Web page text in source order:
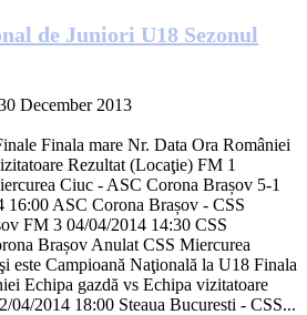
de Juniori U18 Sezonul
December 2013
Finala mare Nr. Data Ora României
Rezultat (Locaţie) FM 1
Ciuc - ASC Corona Brașov 5-1
ASC Corona Brașov - CSS
FM 3 04/04/2014 14:30 CSS
Brașov Anulat CSS Miercurea
este Campioană Naţională la U18 Finala
Echipa gazdă vs Echipa vizitatoare
04/2014 18:00 Steaua Bucuresti - CSS...